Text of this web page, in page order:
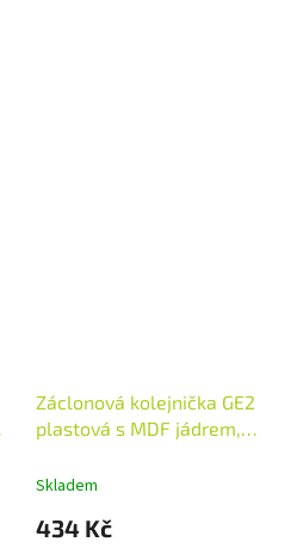
Záclonová kolejnička GE2
plastová s MDF jádrem,
Skladem
434 Kč